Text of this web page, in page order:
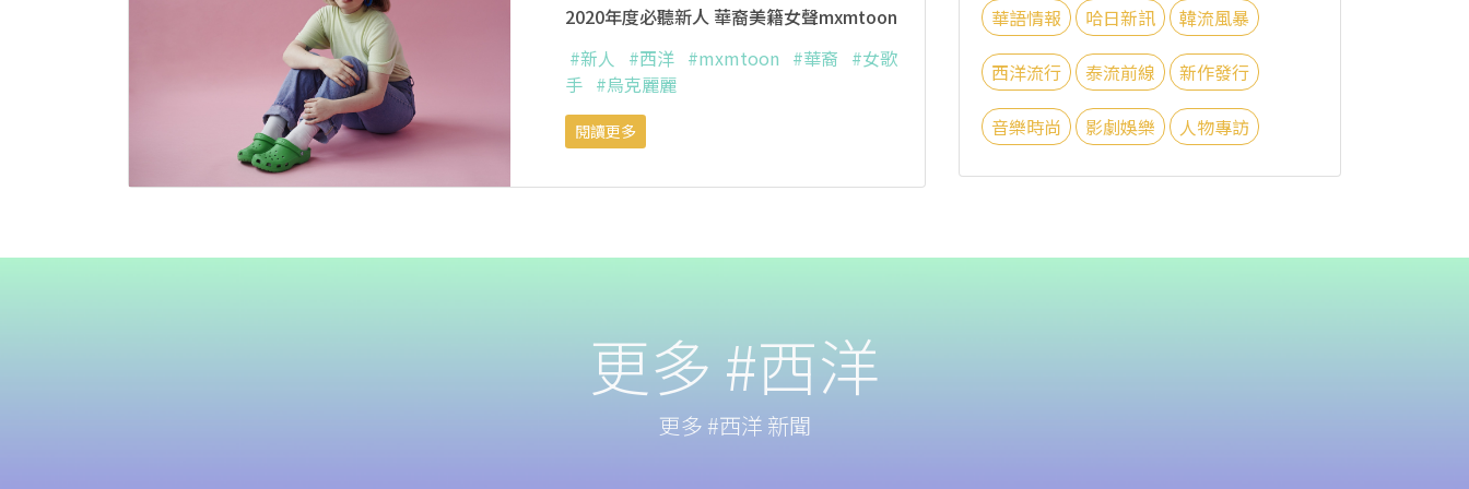
華語情報 哈日新訊 韓流風暴
西洋流行 泰流前線 新作發行
音樂時尚 影劇娛樂 人物專訪
2020年度必聽新人 華裔美籍女聲mxmtoon
#新人
#西洋 #mxmtoon #華裔 #女歌
手 #烏克麗麗
閱讀更多
更多 #西洋
更多 #西洋 新聞